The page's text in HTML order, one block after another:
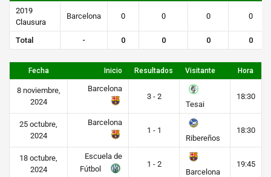
2019
Clausura
Barcelona 0 0 0 0
Total - 0 0 0 0
Fecha Inicio Resultados Visitante Hora
8 noviembre,
2024
Barcelona
3 - 2
Tesai
18:30
25 octubre,
2024
Barcelona
1 - 1
Ribereños
18:30
18 octubre,
2024
Escuela de
Fútbol
1 - 2
Barcelona
19:45